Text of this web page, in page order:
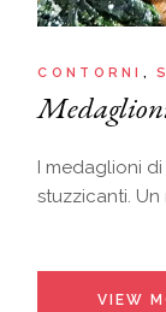
CONTORNI
I medaglioni
stuzzicanti.
VIEW